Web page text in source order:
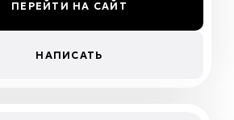
ПЕРЕЙТИ НА САЙТ
НАПИСАТЬ